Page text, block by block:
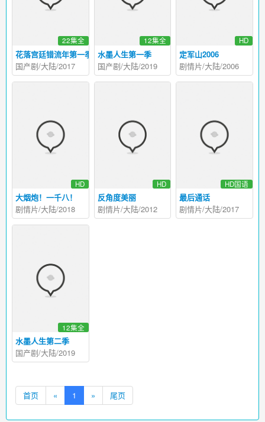
花落宫廷错流年第一季
22集全
国产剧/大陆/2017
水墨人生第一季
12集全
国产剧/大陆/2019
定军山2006
HD
剧情片/大陆/2006
大烟炮！一千八！
HD
剧情片/大陆/2018
反角度美丽
HD
剧情片/大陆/2012
最后通话
HD国语
剧情片/大陆/2017
水墨人生第二季
12集全
国产剧/大陆/2019
首页 « 1 » 尾页